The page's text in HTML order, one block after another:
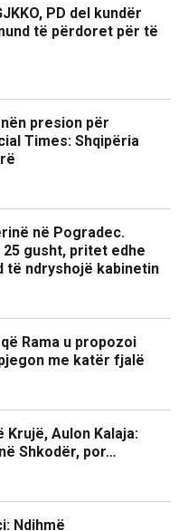
PD del kundër
të përdoret për të
presion për
Times: Shqipëria
në Pogradec.
gusht, pritet edhe
të ndryshojë kabinetin
Rama u propozoi
me katër fjalë
Aulon Kalaja:
Shkodër, por…
Ndihmë